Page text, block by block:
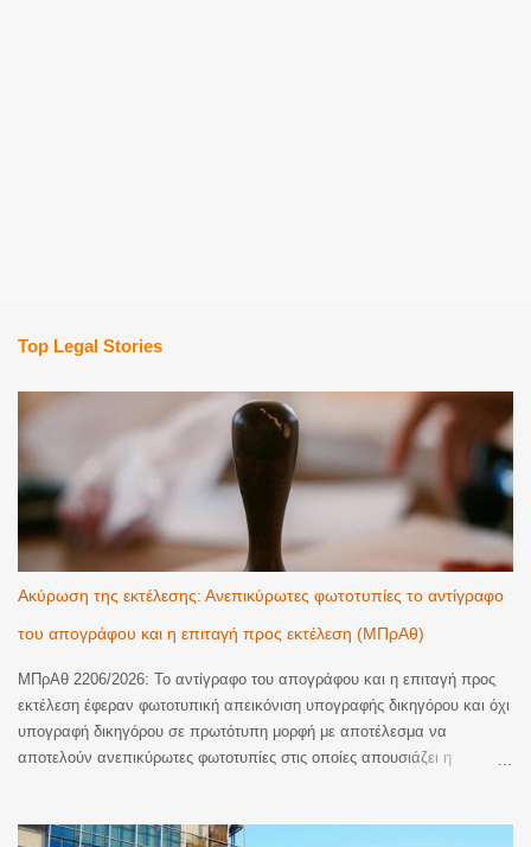
Top Legal Stories
Ακύρωση της εκτέλεσης: Ανεπικύρωτες φωτοτυπίες το αντίγραφο
του απογράφου και η επιταγή προς εκτέλεση (ΜΠρΑθ)
ΜΠρΑθ 2206/2026: Το αντίγραφο του απογράφου και η επιταγή προς
εκτέλεση έφεραν φωτοτυπική απεικόνιση υπογραφής δικηγόρου και όχι
υπογραφή δικηγόρου σε πρωτότυπη μορφή με αποτέλεσμα να
αποτελούν ανεπικύρωτες φωτοτυπίες στις οποίες απουσιάζει η
Πρωτοδικείου Αθηνών (Περιουσιακές διαφορές – Ανακοπές Εκτέλεσης)